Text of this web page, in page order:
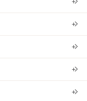
＋
＋
＋
＋